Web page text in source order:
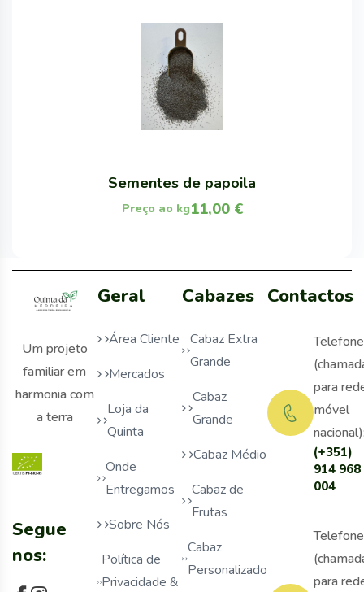
Sementes de papoila
11,00 €
Preço ao kg
Um projeto
familiar em
harmonia com
a terra
Segue
nos:
Geral
Área Cliente
Mercados
Loja da
Quinta
Onde
Entregamos
Sobre Nós
Política de
Privacidade &
Cabazes
Cabaz Extra
Grande
Cabaz
Grande
Cabaz Médio
Cabaz de
Frutas
Cabaz
Personalizado
Contactos
(+351)
914 968
004
Telefone
para
móvel
Telefone
para